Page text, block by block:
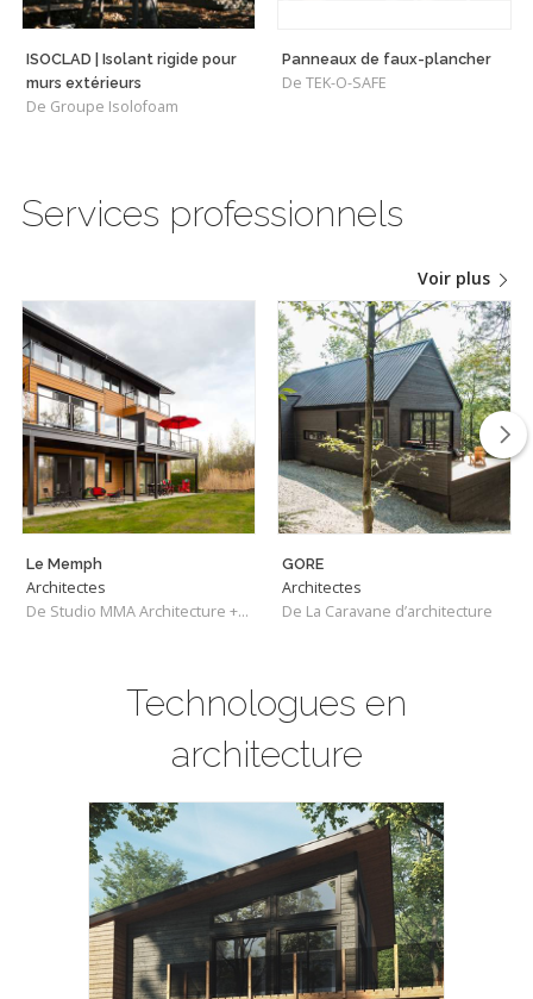
ISOCLAD | Isolant rigide pour
murs extérieurs
De Groupe Isolofoam
Panneaux de faux-plancher
De TEK-O-SAFE
Services professionnels
Voir plus
Le Memph
Architectes
De Studio MMA Architecture + Design
GORE
Architectes
De La Caravane d’architecture
Technologues en
architecture